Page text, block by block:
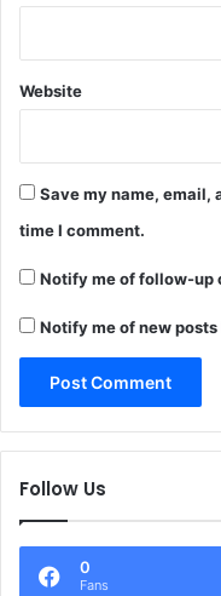
Website
Save my name, email,
time I comment.
Notify me of follow-up
Notify me of new posts
Follow Us
0
Fans